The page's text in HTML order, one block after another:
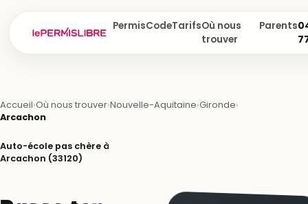
PermisCodeTarifsOù nous
trouver
Parents
Accueil›Où nous trouver›Nouvelle-Aquitaine›Gironde›
Arcachon
Auto-école pas chère à
Arcachon (33120)